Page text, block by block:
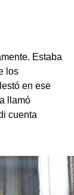
Estaba
los
en ese
llamó
cuenta